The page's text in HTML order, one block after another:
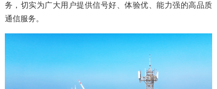
务，切实为广大用户提供信号好、体验优、能力强的高品质
通信服务。